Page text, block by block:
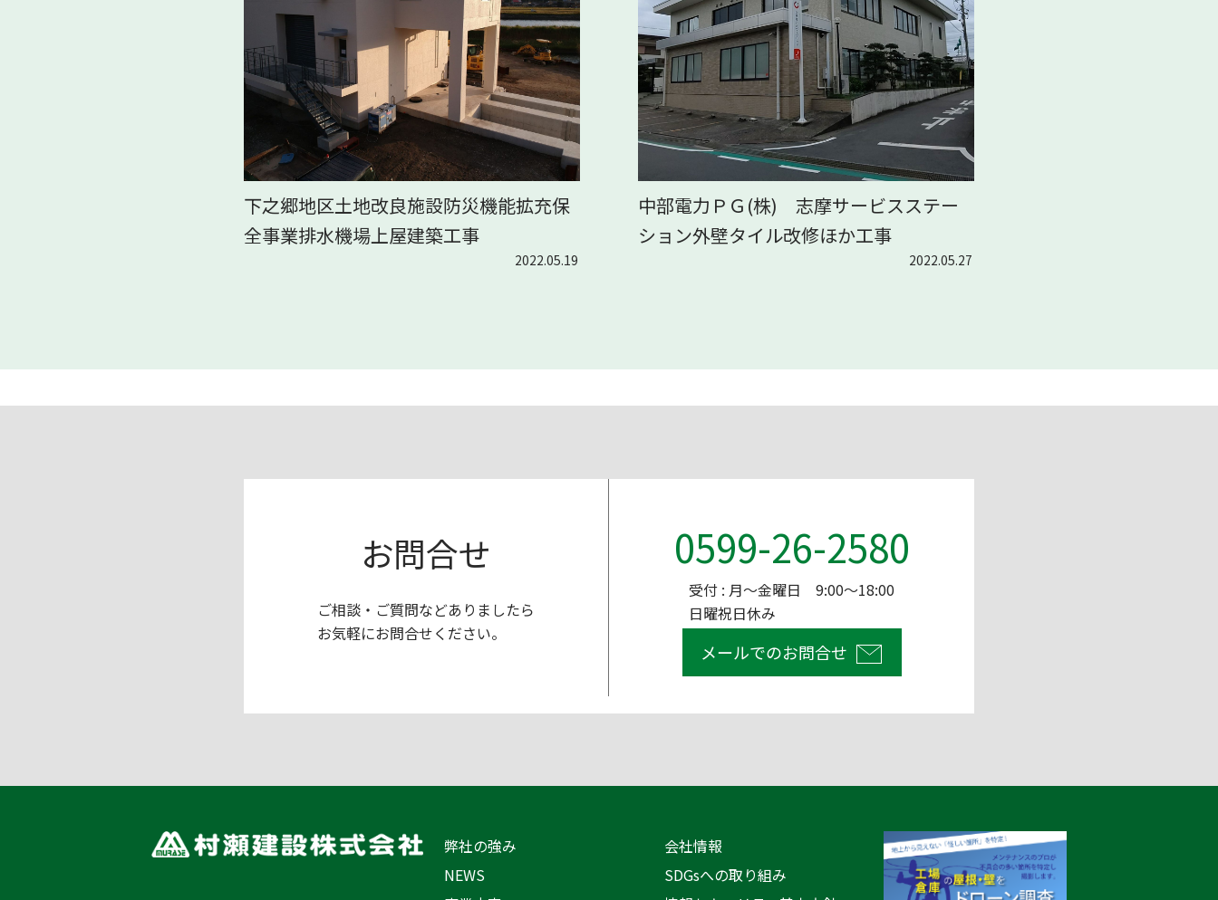
下之郷地区土地改良施設防災機能拡充保
全事業排水機場上屋建築工事
2022.05.19
中部電力ＰＧ(株) 志摩サービスステー
ション外壁タイル改修ほか工事
2022.05.27
お問合せ
ご相談・ご質問などありましたら
お気軽にお問合せください。
0599-26-2580
受付 : 月～金曜日 9:00～18:00
日曜祝日休み
メールでのお問合せ
弊社の強み
NEWS
会社情報
SDGsへの取り組み